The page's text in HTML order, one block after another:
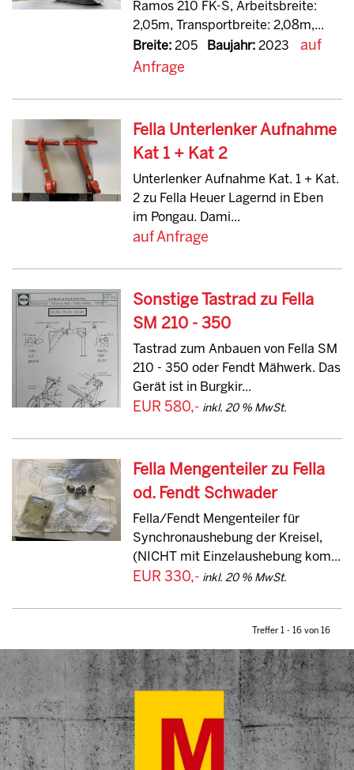
Ramos 210 FK-S, Arbeitsbreite:
2,05m, Transportbreite: 2,08m,...
Breite:205 Baujahr:2023
auf
Anfrage
Fella Unterlenker Aufnahme
Kat 1 + Kat 2
Unterlenker Aufnahme Kat. 1 + Kat.
2 zu Fella Heuer Lagernd in Eben
im Pongau. Dami...
auf Anfrage
Sonstige Tastrad zu Fella
SM 210 - 350
Tastrad zum Anbauen von Fella SM
210 - 350 oder Fendt Mähwerk. Das
Gerät ist in Burgkir...
EUR 580,- inkl. 20 % MwSt.
Fella Mengenteiler zu Fella
od. Fendt Schwader
Fella/Fendt Mengenteiler für
Synchronaushebung der Kreisel,
(NICHT mit Einzelaushebung kom...
EUR 330,- inkl. 20 % MwSt.
Treffer 1 - 16 von 16